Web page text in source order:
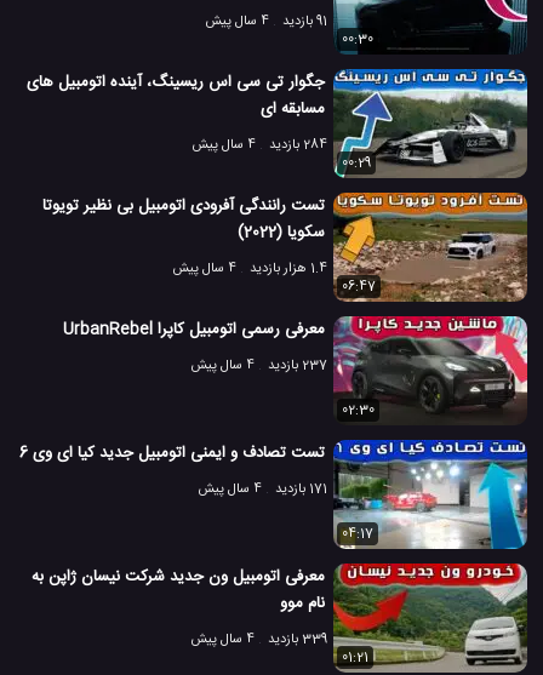
91 بازدید
4 سال پیش
00:30
جگوار تی سی اس ریسینگ، آینده اتومبیل های
مسابقه ای
284 بازدید
4 سال پیش
00:29
تست رانندگی آفرودی اتومبیل بی نظیر تویوتا
سکویا (2022)
1.4 هزار بازدید
4 سال پیش
06:47
معرفی رسمی اتومبیل کاپرا UrbanRebel
237 بازدید 4 سال پیش
02:30
تست تصادف و ایمنی اتومبیل جدید کیا ای وی 6
171 بازدید 4 سال پیش
04:17
معرفی اتومبیل ون جدید شرکت نیسان ژاپن به
نام موو
339 بازدید
4 سال پیش
01:21